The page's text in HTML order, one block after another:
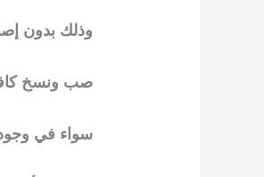
وذلك بدون
صب ونسخ كافة
سواء في وجود